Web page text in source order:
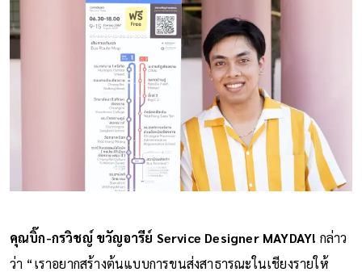
คุณบิ๊ก-กรวิชญ์ ขวัญอารีย์ Service Designer MAYDAY! กล่าว
ว่า “เราอยากสร้างต้นแบบการขนส่งสาธารณะในเชียงรายให้